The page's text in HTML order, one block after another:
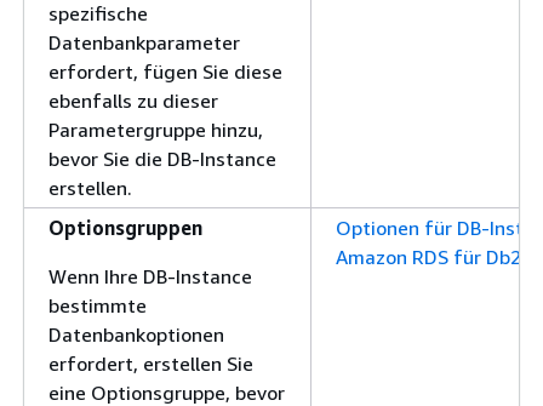
spezifische
Datenbankparameter
erfordert, fügen Sie diese
ebenfalls zu dieser
Parametergruppe hinzu,
bevor Sie die DB-Instance
erstellen.
Optionsgruppen
Wenn Ihre DB-Instance
bestimmte
Datenbankoptionen
erfordert, erstellen Sie
eine Optionsgruppe, bevor
Optionen für DB-
Amazon RDS für Db2